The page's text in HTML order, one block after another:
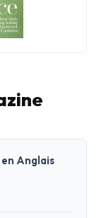
Anglais